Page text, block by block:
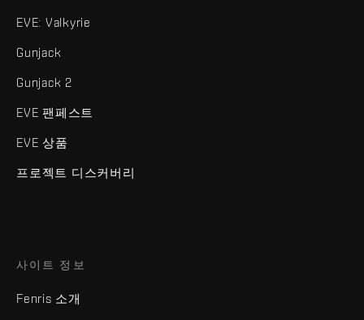
EVE: Valkyrie
Gunjack
Gunjack 2
EVE 팬페스트
EVE 상품
프로젝트 디스커버리
사이트 정보
Fenris 소개